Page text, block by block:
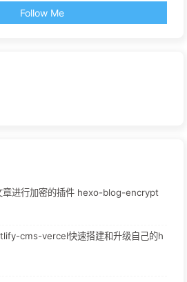
Follow Me
章进行加密的插件 hexo-blog-encrypt
cms-vercel快速搭建和升级自己的h